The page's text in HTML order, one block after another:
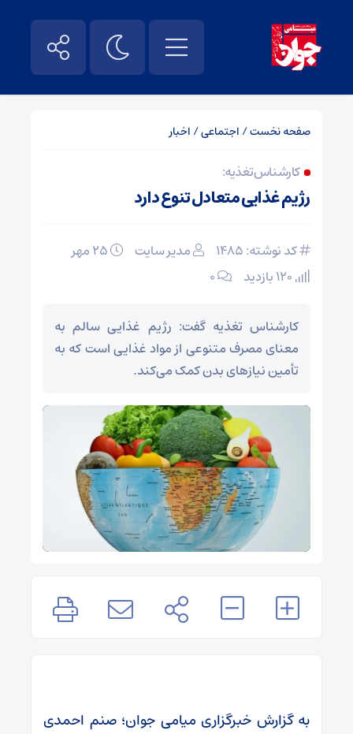
صفحه نخست/ اجتماعی/ اخبار
کارشناس تغذیه:
رژیم غذایی متعادل تنوع دارد
کد نوشته: 1485 مدیر سایت
۰
کارشناس تغذیه گفت: رژیم غذایی سالم به
معنای مصرف متنوعی از مواد غذایی است که به
تأمین نیازهای بدن کمک می‌کند.
به گزارش خبرگزاری میامی جوان؛ صنم احمدی